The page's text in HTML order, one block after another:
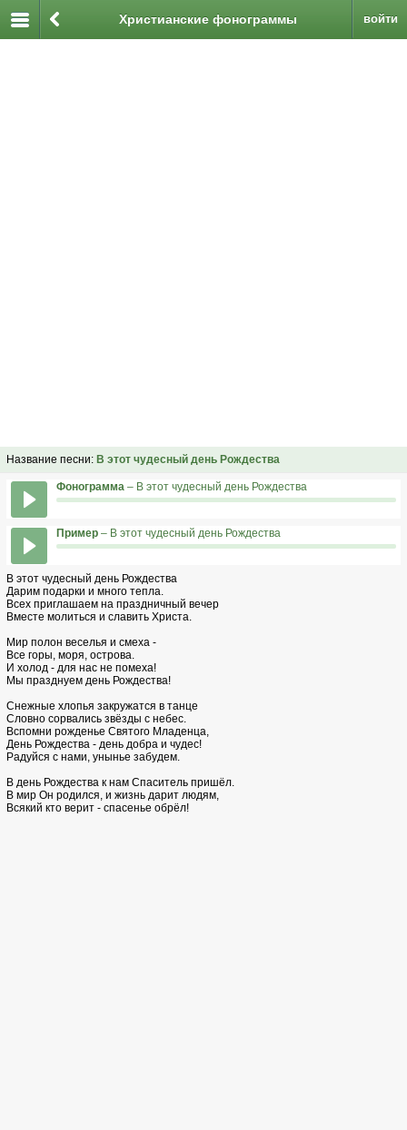
войти
Христианские фонограммы
Название песни: В этот чудесный день Рождества
Фонограмма – В этот чудесный день Рождества
Пример – В этот чудесный день Рождества
В этот чудесный день Рождества
Дарим подарки и много тепла.
Всех приглашаем на праздничный вечер
Вместе молиться и славить Христа.
Мир полон веселья и смеха -
Все горы, моря, острова.
И холод - для нас не помеха!
Мы празднуем день Рождества!
Снежные хлопья закружатся в танце
Словно сорвались звёзды с небес.
Вспомни рожденье Святого Младенца,
День Рождества - день добра и чудес!
Радуйся с нами, унынье забудем.
В день Рождества к нам Спаситель пришёл.
В мир Он родился, и жизнь дарит людям,
Всякий кто верит - спасенье обрёл!